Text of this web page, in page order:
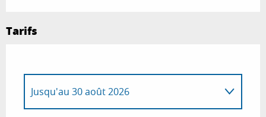
Tarifs
Jusqu'au 30 août 2026